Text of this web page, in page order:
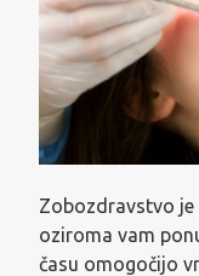
Zobozdravstvo
oziroma vam
času omogočijo